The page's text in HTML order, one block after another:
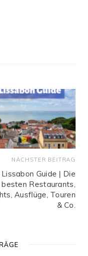
NÄCHSTER BEITRAG
Lissabon Guide | Die
besten Restaurants,
Ausflüge, Touren
& Co.